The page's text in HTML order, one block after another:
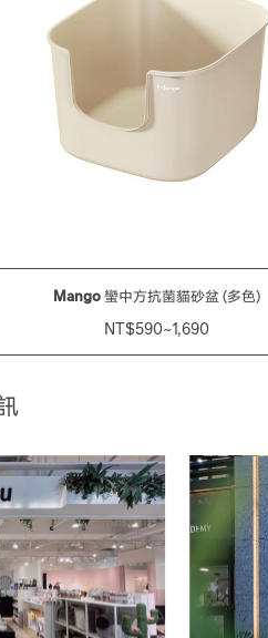
Mango蠻中方抗菌貓砂盆 (多色)
NT$590~1,690